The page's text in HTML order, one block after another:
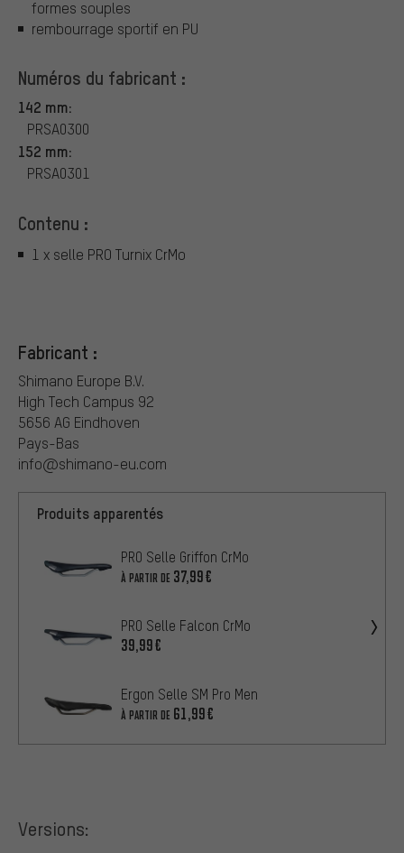
formes souples
rembourrage sportif en PU
Numéros du fabricant :
142 mm:
PRSA0300
152 mm:
PRSA0301
Contenu :
1 x selle PRO Turnix CrMo
Fabricant :
Shimano Europe B.V.
High Tech Campus 92
5656 AG Eindhoven
Pays-Bas
info@shimano-eu.com
Produits apparentés
PRO Selle Griffon CrMo
À PARTIR DE 37,99€
PRO Selle Falcon CrMo
39,99€
Ergon Selle SM Pro Men
À PARTIR DE 61,99€
Versions: